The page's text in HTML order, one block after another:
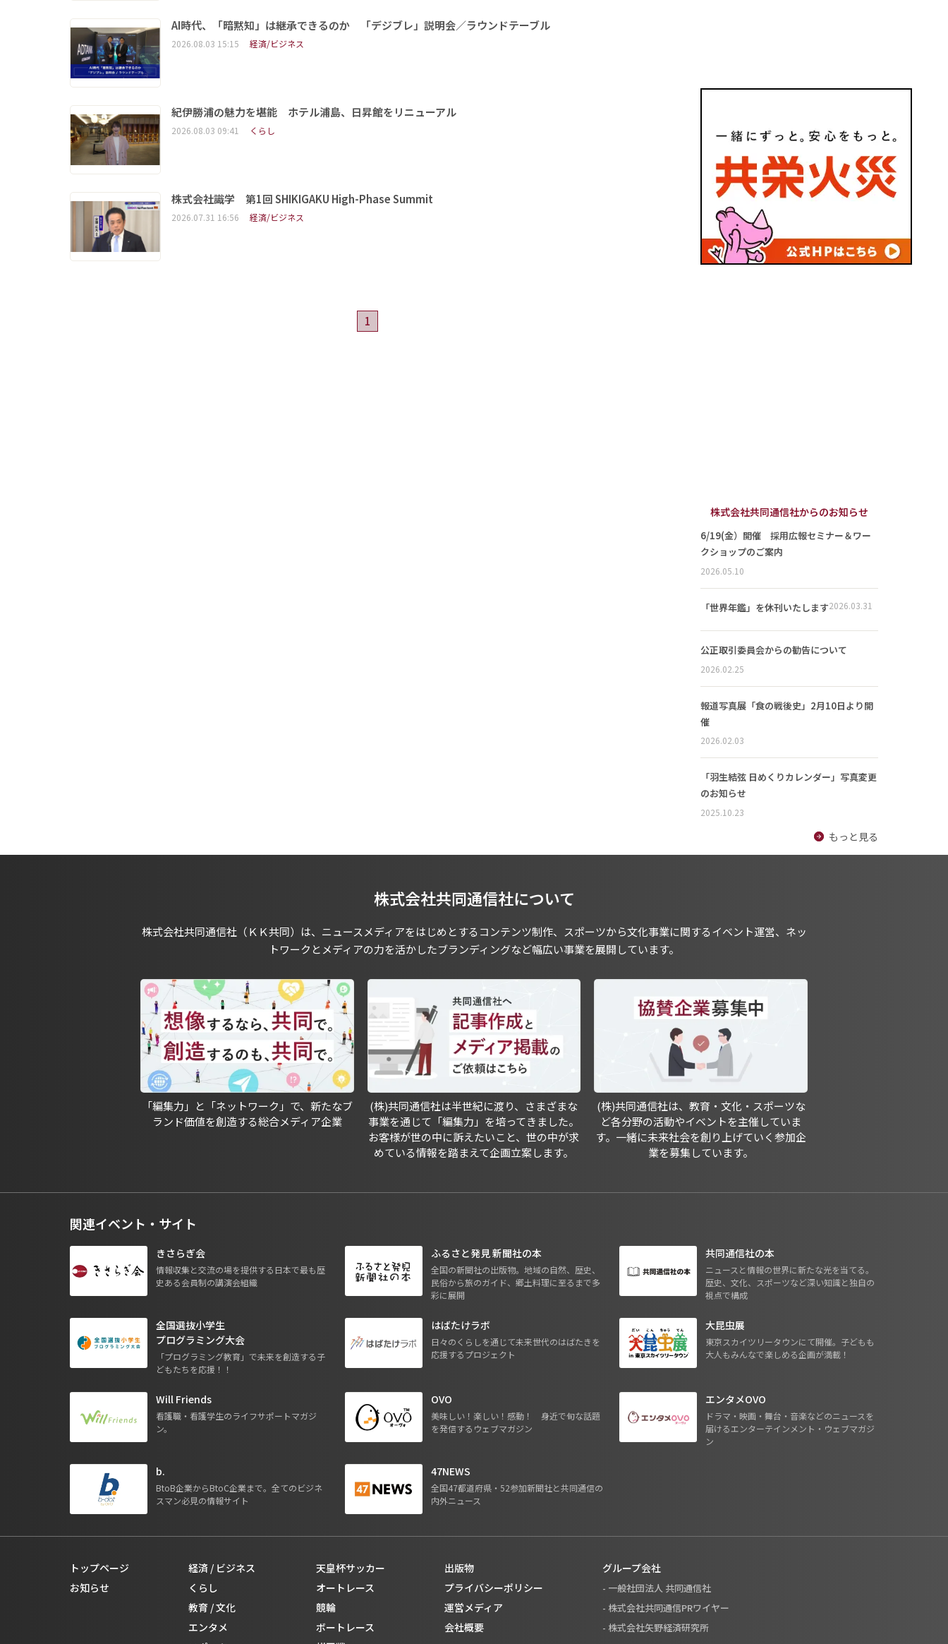
AI時代、「暗黙知」は継承できるのか 「デジブレ」説明会／ラウンドテーブル
2026.08.03 15:15 経済/ビジネス
紀伊勝浦の魅力を堪能 ホテル浦島、日昇館をリニューアル
2026.08.03 09:41 くらし
株式会社識学 第1回 SHIKIGAKU High-Phase Summit
2026.07.31 16:56 経済/ビジネス
1
株式会社共同通信社からのお知らせ
6/19(金）開催 採用広報セミナー＆ワー
クショップのご案内
2026.05.10
「世界年鑑」を休刊いたします2026.03.31
公正取引委員会からの勧告について
2026.02.25
報道写真展「食の戦後史」2月10日より開
催
2026.02.03
「羽生結弦 日めくりカレンダー」写真変更
のお知らせ
2025.10.23
もっと見る
株式会社共同通信社について
株式会社共同通信社（ＫＫ共同）は、ニュースメディアをはじめとするコンテンツ制作、スポーツから文化事業に関するイベント運営、ネッ
トワークとメディアの力を活かしたブランディングなど幅広い事業を展開しています。
「編集力」と「ネットワーク」で、新たなブ
ランド価値を創造する総合メディア企業
(株)共同通信社は半世紀に渡り、さまざまな
事業を通じて「編集力」を培ってきました。
お客様が世の中に訴えたいこと、世の中が求
めている情報を踏まえて企画立案します。
(株)共同通信社は、教育・文化・スポーツな
ど各分野の活動やイベントを主催していま
す。一緒に未来社会を創り上げていく参加企
業を募集しています。
関連イベント・サイト
きさらぎ会
情報収集と交流の場を提供する日本で最も歴
史ある会員制の講演会組織
ふるさと発見 新聞社の本
全国の新聞社の出版物。地域の自然、歴史、
民俗から旅のガイド、郷土料理に至るまで多
彩に展開
共同通信社の本
ニュースと情報の世界に新たな光を当てる。
歴史、文化、スポーツなど深い知識と独自の
視点で構成
全国選抜小学生
プログラミング大会
「プログラミング教育」で未来を創造する子
どもたちを応援！！
はばたけラボ
日々のくらしを通じて未来世代のはばたきを
応援するプロジェクト
大昆虫展
東京スカイツリータウンにて開催。子どもも
大人もみんなで楽しめる企画が満載！
Will Friends
看護職・看護学生のライフサポートマガジ
ン。
OVO
美味しい！楽しい！感動！ 身近で旬な話題
を発信するウェブマガジン
エンタメOVO
ドラマ・映画・舞台・音楽などのニュースを
届けるエンターテインメント・ウェブマガジ
ン
b.
BtoB企業からBtoC企業まで。全てのビジネ
スマン必見の情報サイト
47NEWS
全国47都道府県・52参加新聞社と共同通信の
内外ニュース
トップページ
お知らせ
経済 / ビジネス
くらし
教育 / 文化
エンタメ
天皇杯サッカー
オートレース
競輪
ボートレース
出版物
プライバシーポリシー
運営メディア
会社概要
グループ会社
- 一般社団法人 共同通信社
- 株式会社共同通信PRワイヤー
- 株式会社矢野経済研究所